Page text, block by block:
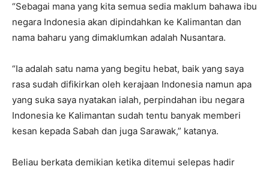
“Sebagai mana yang kita semua sedia maklum bahawa ibu
negara Indonesia akan dipindahkan ke Kalimantan dan
nama baharu yang dimaklumkan adalah Nusantara.
“Ia adalah satu nama yang begitu hebat, baik yang saya
rasa sudah difikirkan oleh kerajaan Indonesia namun apa
yang suka saya nyatakan ialah, perpindahan ibu negara
Indonesia ke Kalimantan sudah tentu banyak memberi
kesan kepada Sabah dan juga Sarawak,” katanya.
Beliau berkata demikian ketika ditemui selepas hadir